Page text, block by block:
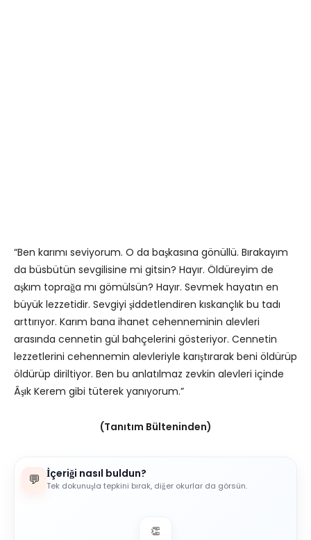
“Ben karımı seviyorum. O da başkasına gönüllü. Bırakayım
da büsbütün sevgilisine mi gitsin? Hayır. Öldüreyim de
aşkım toprağa mı gömülsün? Hayır. Sevmek hayatın en
büyük lezzetidir. Sevgiyi şiddetlendiren kıskançlık bu tadı
arttırıyor. Karım bana ihanet cehenneminin alevleri
arasında cennetin gül bahçelerini gösteriyor. Cennetin
lezzetlerini cehennemin alevleriyle karıştırarak beni öldürüp
öldürüp diriltiyor. Ben bu anlatılmaz zevkin alevleri içinde
Âşık Kerem gibi tüterek yanıyorum.”
(Tanıtım Bülteninden)
💬 İçeriği nasıl buldun?
Tek dokunuşla tepkini bırak, diğer okurlar da görsün.
👏